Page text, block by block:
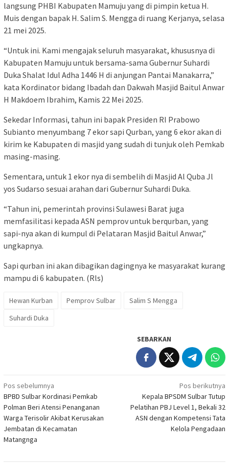
langsung PHBI Kabupaten Mamuju yang di pimpin ketua H.
Muis dengan bapak H. Salim S. Mengga di ruang Kerjanya, selasa
21 mei 2025.
“Untuk ini. Kami mengajak seluruh masyarakat, khususnya di
Kabupaten Mamuju untuk bersama-sama Gubernur Suhardi
Duka Shalat Idul Adha 1446 H di anjungan Pantai Manakarra,”
kata Kordinator bidang Ibadah dan Dakwah Masjid Baitul Anwar
H Makdoem Ibrahim, Kamis 22 Mei 2025.
Sekedar Informasi, tahun ini bapak Presiden RI Prabowo
Subianto menyumbang 7 ekor sapi Qurban, yang 6 ekor akan di
kirim ke Kabupaten di masjid yang sudah di tunjuk oleh Pemkab
masing-masing.
Sementara, untuk 1 ekor nya di sembelih di Masjid Al Quba Jl
yos Sudarso sesuai arahan dari Gubernur Suhardi Duka.
“Tahun ini, pemerintah provinsi Sulawesi Barat juga
memfasilitasi kepada ASN pemprov untuk berqurban, yang
sapi-nya akan di kumpul di Pelataran Masjid Baitul Anwar,”
ungkapnya.
Sapi qurban ini akan dibagikan dagingnya ke masyarakat kurang
mampu di 6 kabupaten. (Rls)
Hewan Kurban Pemprov Sulbar
Salim S Mengga
Suhardi Duka
SEBARKAN
Navigasi
pos
Pos sebelumnya
BPBD Sulbar Kordinasi Pemkab
Polman Beri Atensi Penanganan
Warga Terisolir Akibat Kerusakan
Jembatan di Kecamatan
Matangnga
Pos berikutnya
Kepala BPSDM Sulbar Tutup
Pelatihan PBJ Level 1, Bekali 32
ASN dengan Kompetensi Tata
Kelola Pengadaan